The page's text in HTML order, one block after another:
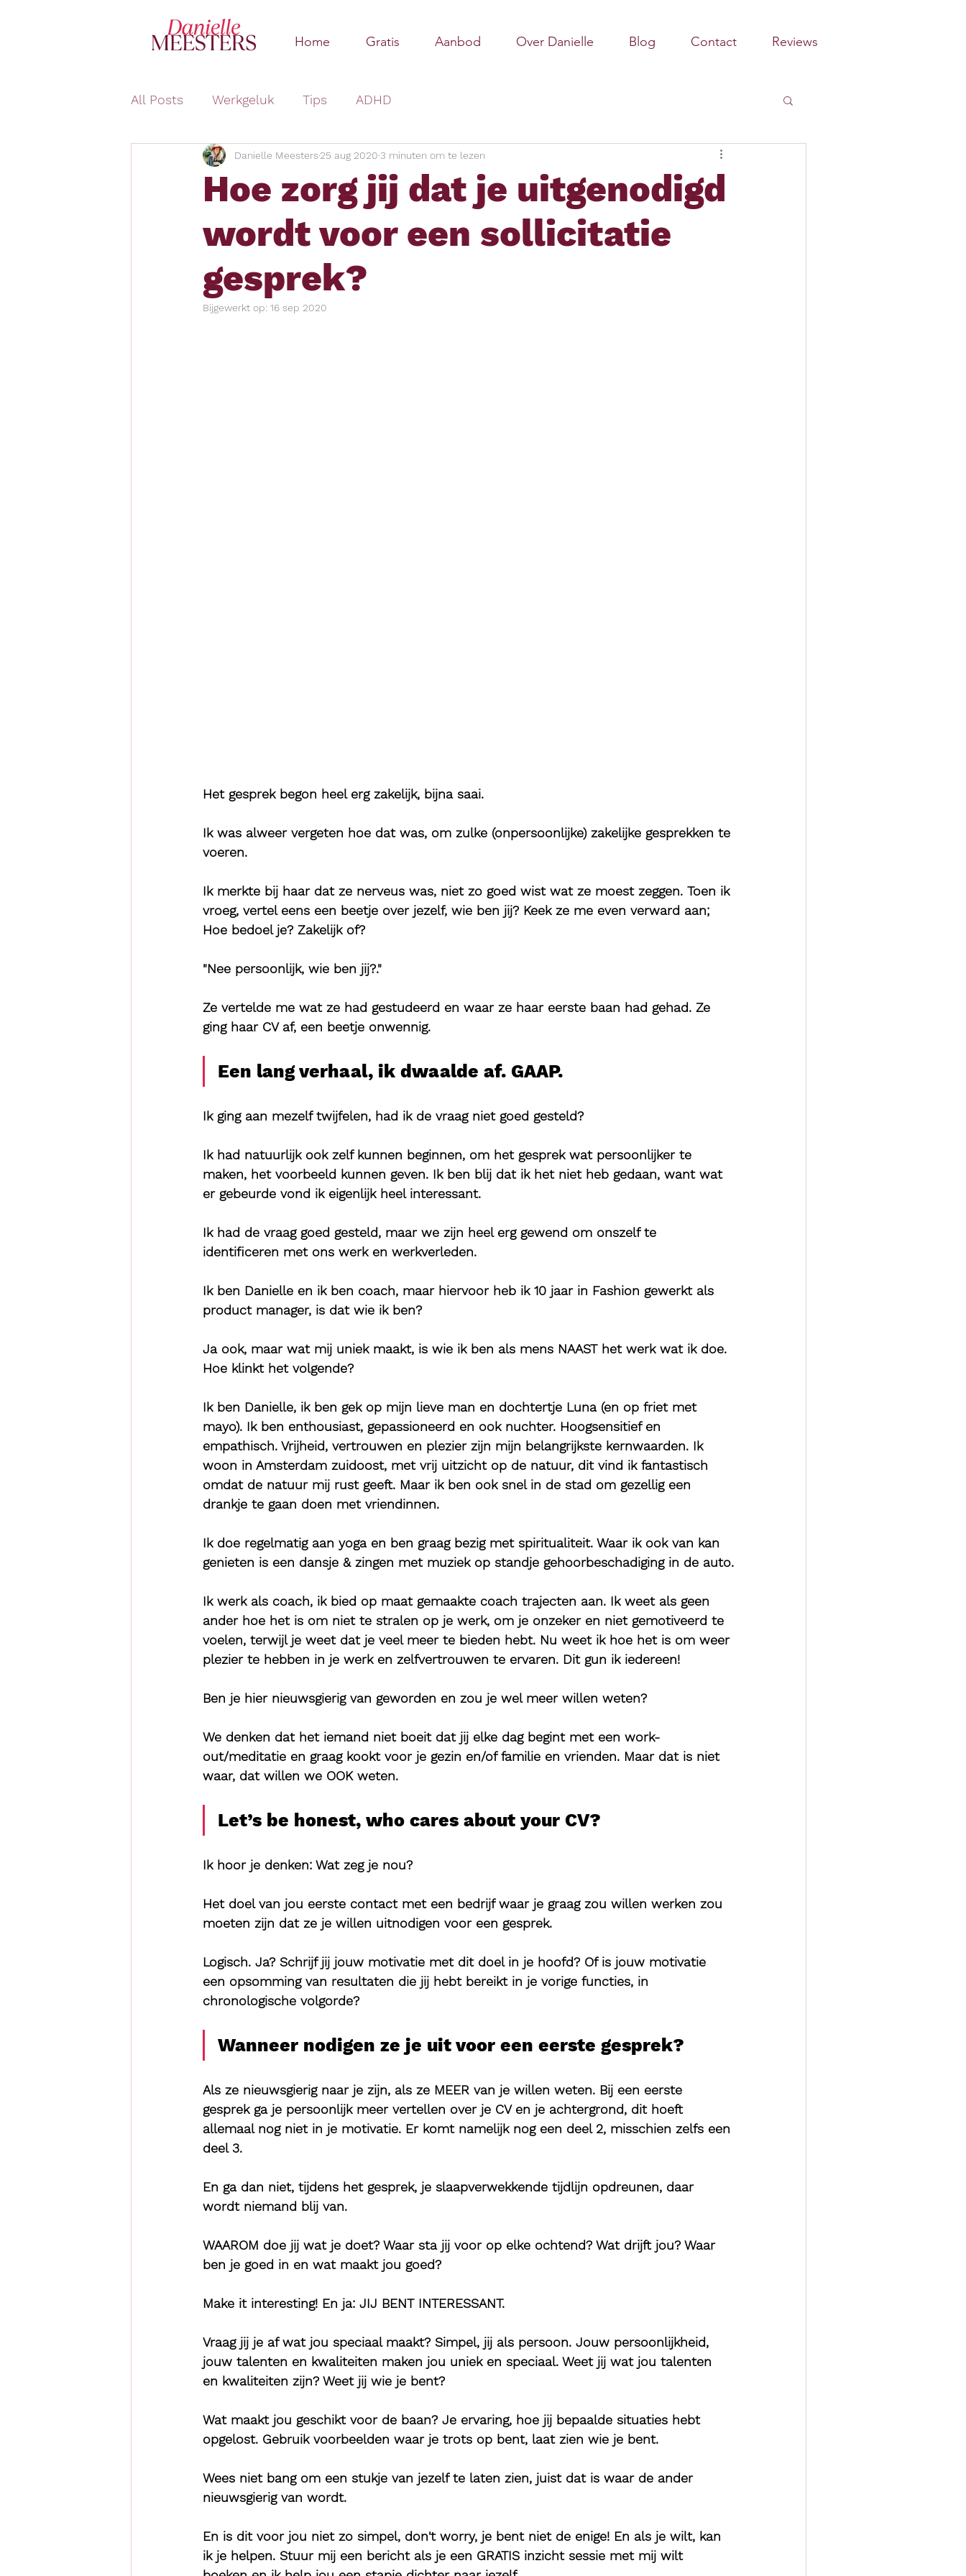
Home Gratis Aanbod Over Danielle Blog Contact Reviews
All Posts Werkgeluk Tips ADHD
Hoe zorg jij dat je uitgenodigd
wordt voor een sollicitatie
gesprek?
Danielle Meesters25 aug 2020 3 minuten om te lezen
Bijgewerkt op: 16 sep 2020
Het gesprek begon heel erg zakelijk, bijna saai.
Ik was alweer vergeten hoe dat was, om zulke (onpersoonlijke) zakelijke gesprekken te
voeren.
Ik merkte bij haar dat ze nerveus was, niet zo goed wist wat ze moest zeggen. Toen ik
vroeg, vertel eens een beetje over jezelf, wie ben jij? Keek ze me even verward aan;
Hoe bedoel je? Zakelijk of?
"Nee persoonlijk, wie ben jij?."
Ze vertelde me wat ze had gestudeerd en waar ze haar eerste baan had gehad. Ze
ging haar CV af, een beetje onwennig.
Een lang verhaal, ik dwaalde af. GAAP.
Ik ging aan mezelf twijfelen, had ik de vraag niet goed gesteld?
Ik had natuurlijk ook zelf kunnen beginnen, om het gesprek wat persoonlijker te
maken, het voorbeeld kunnen geven. Ik ben blij dat ik het niet heb gedaan, want wat
er gebeurde vond ik eigenlijk heel interessant.
Ik had de vraag goed gesteld, maar we zijn heel erg gewend om onszelf te
identificeren met ons werk en werkverleden.
Ik ben Danielle en ik ben coach, maar hiervoor heb ik 10 jaar in Fashion gewerkt als
product manager, is dat wie ik ben?
Ja ook, maar wat mij uniek maakt, is wie ik ben als mens NAAST het werk wat ik doe.
Hoe klinkt het volgende?
Ik ben Danielle, ik ben gek op mijn lieve man en dochtertje Luna (en op friet met
mayo). Ik ben enthousiast, gepassioneerd en ook nuchter. Hoogsensitief en
empathisch. Vrijheid, vertrouwen en plezier zijn mijn belangrijkste kernwaarden. Ik
woon in Amsterdam zuidoost, met vrij uitzicht op de natuur, dit vind ik fantastisch
omdat de natuur mij rust geeft. Maar ik ben ook snel in de stad om gezellig een
drankje te gaan doen met vriendinnen.
Ik doe regelmatig aan yoga en ben graag bezig met spiritualiteit. Waar ik ook van kan
genieten is een dansje & zingen met muziek op standje gehoorbeschadiging in de auto.
Ik werk als coach, ik bied op maat gemaakte coach trajecten aan. Ik weet als geen
ander hoe het is om niet te stralen op je werk, om je onzeker en niet gemotiveerd te
voelen, terwijl je weet dat je veel meer te bieden hebt. Nu weet ik hoe het is om weer
plezier te hebben in je werk en zelfvertrouwen te ervaren. Dit gun ik iedereen!
Ben je hier nieuwsgierig van geworden en zou je wel meer willen weten?
We denken dat het iemand niet boeit dat jij elke dag begint met een work-
out/meditatie en graag kookt voor je gezin en/of familie en vrienden. Maar dat is niet
waar, dat willen we OOK weten.
Let’s be honest, who cares about your CV?
Ik hoor je denken: Wat zeg je nou?
Het doel van jou eerste contact met een bedrijf waar je graag zou willen werken zou
moeten zijn dat ze je willen uitnodigen voor een gesprek.
Logisch. Ja? Schrijf jij jouw motivatie met dit doel in je hoofd? Of is jouw motivatie
een opsomming van resultaten die jij hebt bereikt in je vorige functies, in
chronologische volgorde?
Wanneer nodigen ze je uit voor een eerste gesprek?
Als ze nieuwsgierig naar je zijn, als ze MEER van je willen weten. Bij een eerste
gesprek ga je persoonlijk meer vertellen over je CV en je achtergrond, dit hoeft
allemaal nog niet in je motivatie. Er komt namelijk nog een deel 2, misschien zelfs een
deel 3.
En ga dan niet, tijdens het gesprek, je slaapverwekkende tijdlijn opdreunen, daar
wordt niemand blij van.
WAAROM doe jij wat je doet? Waar sta jij voor op elke ochtend? Wat drijft jou? Waar
ben je goed in en wat maakt jou goed?
Make it interesting! En ja: JIJ BENT INTERESSANT.
Vraag jij je af wat jou speciaal maakt? Simpel, jij als persoon. Jouw persoonlijkheid,
jouw talenten en kwaliteiten maken jou uniek en speciaal. Weet jij wat jou talenten
en kwaliteiten zijn? Weet jij wie je bent?
Wat maakt jou geschikt voor de baan? Je ervaring, hoe jij bepaalde situaties hebt
opgelost. Gebruik voorbeelden waar je trots op bent, laat zien wie je bent.
Wees niet bang om een stukje van jezelf te laten zien, juist dat is waar de ander
nieuwsgierig van wordt.
En is dit voor jou niet zo simpel, don't worry, je bent niet de enige! En als je wilt, kan
ik je helpen. Stuur mij een bericht als je een GRATIS inzicht sessie met mij wilt